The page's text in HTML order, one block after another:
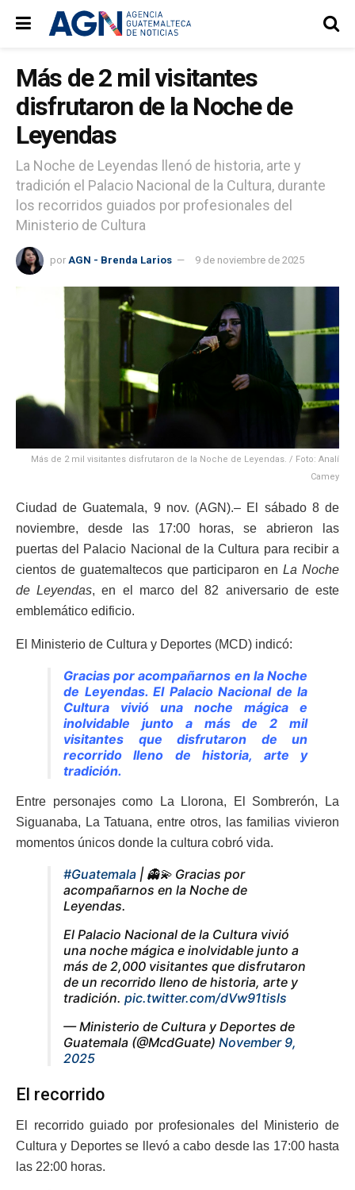
Más de 2 mil visitantes
disfrutaron de la Noche de
Leyendas
La Noche de Leyendas llenó de historia, arte y
tradición el Palacio Nacional de la Cultura, durante
los recorridos guiados por profesionales del
Ministerio de Cultura
por AGN - Brenda Larios 9 de noviembre de 2025
Más de 2 mil visitantes disfrutaron de la Noche de Leyendas. / Foto: Analí
Camey
Ciudad de Guatemala, 9 nov. (AGN).– El sábado 8 de
noviembre, desde las 17:00 horas, se abrieron las
puertas del Palacio Nacional de la Cultura para recibir a
cientos de guatemaltecos que participaron enLa Noche
de Leyendas, en el marco del 82 aniversario de este
emblemático edificio.
El Ministerio de Cultura y Deportes (MCD) indicó:
Gracias por acompañarnos en la Noche
de Leyendas. El Palacio Nacional de la
Cultura vivió una noche mágica e
inolvidable junto a más de 2 mil
visitantes que disfrutaron de un
recorrido lleno de historia, arte y
tradición.
Entre personajes como La Llorona, El Sombrerón, La
Siguanaba, La Tatuana, entre otros, las familias vivieron
momentos únicos donde la cultura cobró vida.
#Guatemala | 👻💫 Gracias por
acompañarnos en la Noche de
Leyendas.
El Palacio Nacional de la Cultura vivió
una noche mágica e inolvidable junto a
más de 2,000 visitantes que disfrutaron
de un recorrido lleno de historia, arte y
tradición. pic.twitter.com/dVw91tisls
— Ministerio de Cultura y Deportes de
Guatemala (@McdGuate) November 9,
2025
El recorrido
El recorrido guiado por profesionales del Ministerio de
Cultura y Deportes se llevó a cabo desde las 17:00 hasta
las 22:00 horas.